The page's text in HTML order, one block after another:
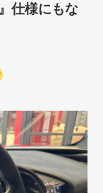
仕様にもな